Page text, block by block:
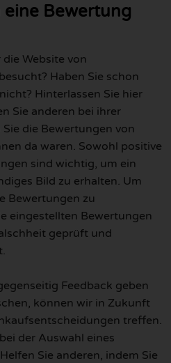
eine Bewertung
Website von
Haben Sie schon
Hinterlassen Sie hier
Sie anderen bei ihrer
die Bewertungen von
da waren. Sowohl positive
sind wichtig, um ein
Bild zu erhalten. Um
Bewertungen zu
eingestellten Bewertungen
geprüft und
Feedback geben
können wir in Zukunft
treffen.
der Auswahl eines
Sie anderen, indem Sie